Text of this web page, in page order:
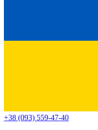
+38 (093) 559-47-40